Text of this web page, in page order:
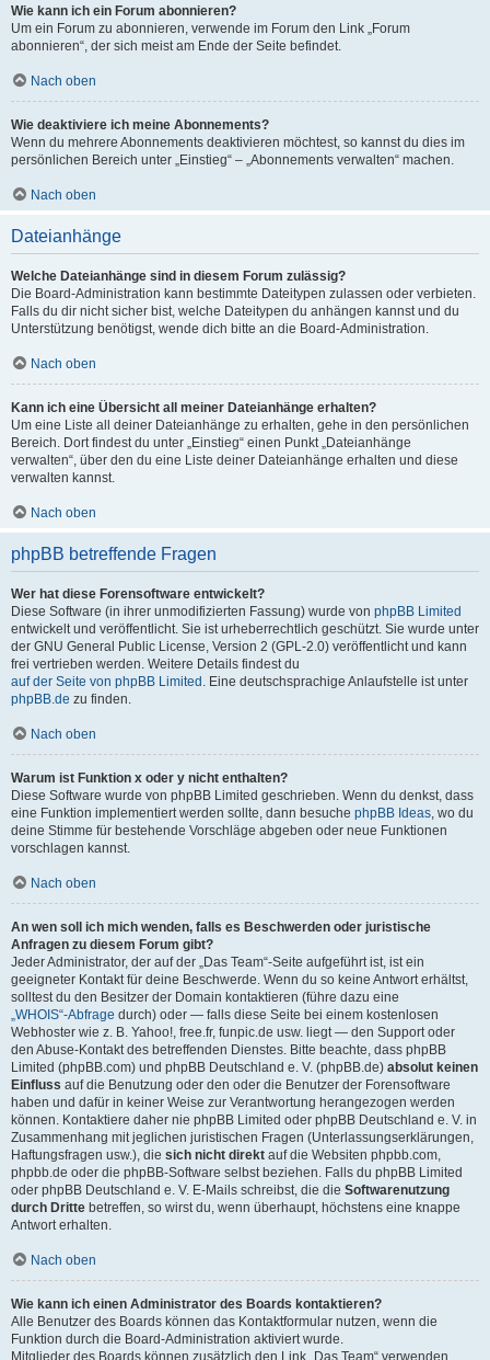
Wie kann ich ein Forum abonnieren?
Um ein Forum zu abonnieren, verwende im Forum den Link „Forum
abonnieren“, der sich meist am Ende der Seite befindet.
Nach oben
Wie deaktiviere ich meine Abonnements?
Wenn du mehrere Abonnements deaktivieren möchtest, so kannst du dies im
persönlichen Bereich unter „Einstieg“ – „Abonnements verwalten“ machen.
Nach oben
Dateianhänge
Welche Dateianhänge sind in diesem Forum zulässig?
Die Board-Administration kann bestimmte Dateitypen zulassen oder verbieten.
Falls du dir nicht sicher bist, welche Dateitypen du anhängen kannst und du
Unterstützung benötigst, wende dich bitte an die Board-Administration.
Nach oben
Kann ich eine Übersicht all meiner Dateianhänge erhalten?
Um eine Liste all deiner Dateianhänge zu erhalten, gehe in den persönlichen
Bereich. Dort findest du unter „Einstieg“ einen Punkt „Dateianhänge
verwalten“, über den du eine Liste deiner Dateianhänge erhalten und diese
verwalten kannst.
Nach oben
phpBB betreffende Fragen
Wer hat diese Forensoftware entwickelt?
Diese Software (in ihrer unmodifizierten Fassung) wurde von phpBB Limited
entwickelt und veröffentlicht. Sie ist urheberrechtlich geschützt. Sie wurde unter
der GNU General Public License, Version 2 (GPL-2.0) veröffentlicht und kann
frei vertrieben werden. Weitere Details findest du
auf der Seite von phpBB Limited . Eine deutschsprachige Anlaufstelle ist unter
phpBB.de zu finden.
Nach oben
Warum ist Funktion x oder y nicht enthalten?
Diese Software wurde von phpBB Limited geschrieben. Wenn du denkst, dass
eine Funktion implementiert werden sollte, dann besuche phpBB Ideas, wo du
deine Stimme für bestehende Vorschläge abgeben oder neue Funktionen
vorschlagen kannst.
Nach oben
An wen soll ich mich wenden, falls es Beschwerden oder juristische
Anfragen zu diesem Forum gibt?
Jeder Administrator, der auf der „Das Team“-Seite aufgeführt ist, ist ein
geeigneter Kontakt für deine Beschwerde. Wenn du so keine Antwort erhältst,
solltest du den Besitzer der Domain kontaktieren (führe dazu eine
„WHOIS“-Abfrage durch) oder — falls diese Seite bei einem kostenlosen
Webhoster wie z. B. Yahoo!, free.fr, funpic.de usw. liegt — den Support oder
den Abuse-Kontakt des betreffenden Dienstes. Bitte beachte, dass phpBB
Limited (phpBB.com) und phpBB Deutschland e. V. (phpBB.de) absolut keinen
Einfluss auf die Benutzung oder den oder die Benutzer der Forensoftware
haben und dafür in keiner Weise zur Verantwortung herangezogen werden
können. Kontaktiere daher nie phpBB Limited oder phpBB Deutschland e. V. in
Zusammenhang mit jeglichen juristischen Fragen (Unterlassungserklärungen,
Haftungsfragen usw.), die sich nicht direkt auf die Websiten phpbb.com,
phpbb.de oder die phpBB-Software selbst beziehen. Falls du phpBB Limited
oder phpBB Deutschland e. V. E-Mails schreibst, die die Softwarenutzung
durch Dritte betreffen, so wirst du, wenn überhaupt, höchstens eine knappe
Antwort erhalten.
Nach oben
Wie kann ich einen Administrator des Boards kontaktieren?
Alle Benutzer des Boards können das Kontaktformular nutzen, wenn die
Funktion durch die Board-Administration aktiviert wurde.
Mitglieder des Boards können zusätzlich den Link „Das Team“ verwenden.